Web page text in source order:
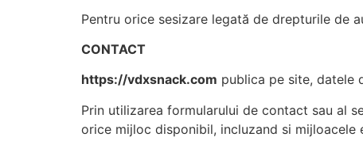
Pentru orice sesizare legată de drepturile de
CONTACT
https://vdxsnack.com publica pe site, datele
Prin utilizarea formularului de contact sau al
orice mijloc disponibil, incluzand si